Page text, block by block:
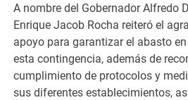
A nombre del Gobernador Alfredo
Enrique Jacob Rocha reiteró el
apoyo para garantizar el abasto
esta contingencia, además de
cumplimiento de protocolos y
sus diferentes establecimientos,